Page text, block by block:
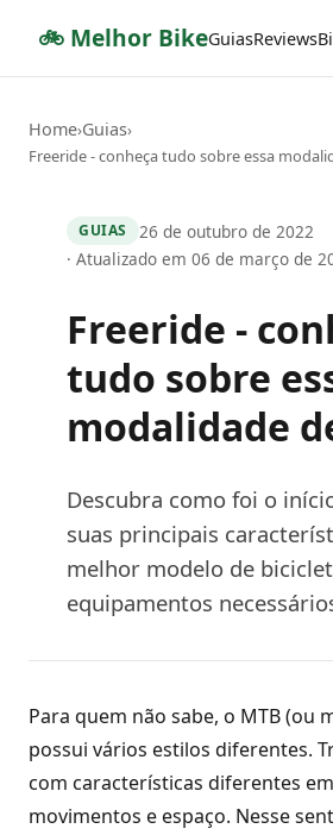
🚲 Melhor BikeGuiasReviews
Home›Guias›
Freeride - conheça tudo sobre essa
GUIAS
26 de outubro de 2022
· Atualizado em 06 de março de
Freeride -
tudo sobre
modalidade
Descubra como foi o
suas principais
melhor modelo de
equipamentos
Para quem não sabe, o MTB (ou
possui vários estilos diferentes.
com características diferentes
movimentos e espaço. Nesse